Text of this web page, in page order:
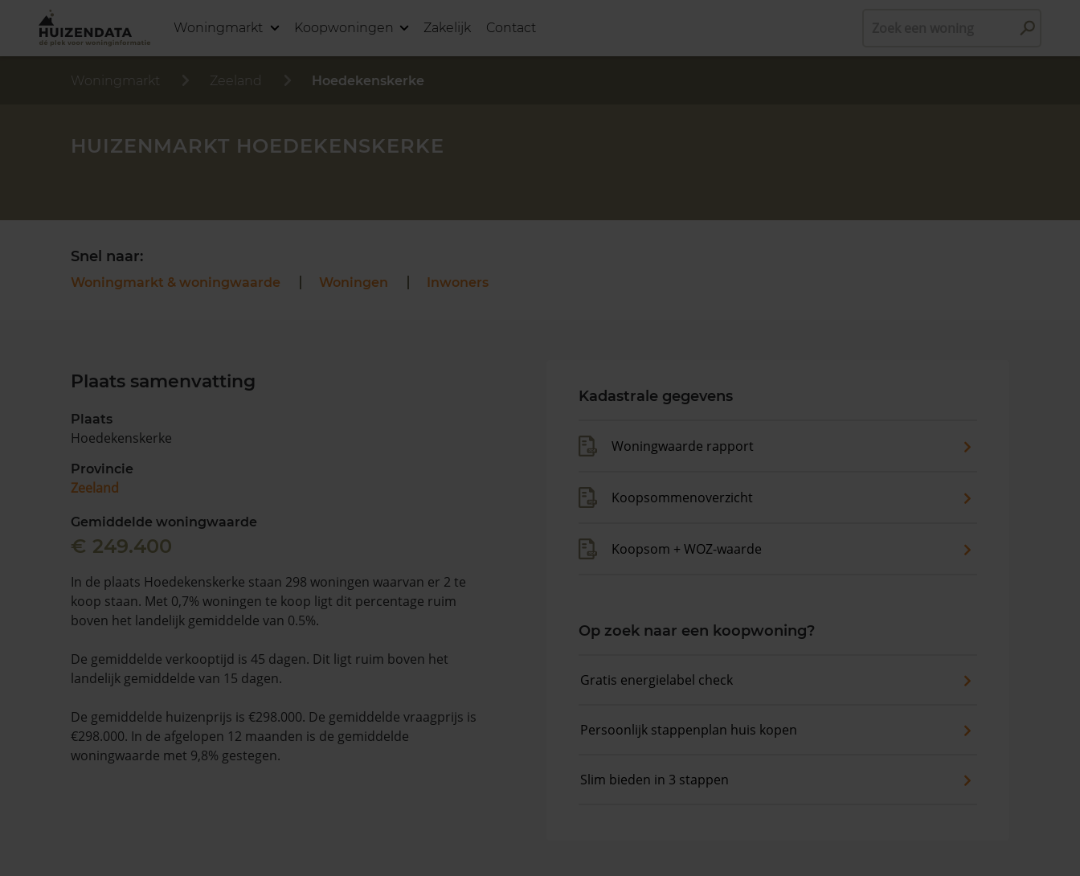
Woningmarkt Koopwoningen Zakelijk Contact
Woningmarkt Zeeland Hoedekenskerke
HUIZENMARKT HOEDEKENSKERKE
Snel naar:
Woningmarkt & woningwaarde Woningen Inwoners
Plaats samenvatting
Plaats
Hoedekenskerke
Provincie
Zeeland
Gemiddelde woningwaarde
€ 249.400
In de plaats Hoedekenskerke staan 298 woningen waarvan er 2 te
koop staan. Met 0,7% woningen te koop ligt dit percentage ruim
boven het landelijk gemiddelde van 0.5%.
De gemiddelde verkooptijd is 45 dagen. Dit ligt ruim boven het
landelijk gemiddelde van 15 dagen.
De gemiddelde huizenprijs is €298.000. De gemiddelde vraagprijs is
€298.000. In de afgelopen 12 maanden is de gemiddelde
woningwaarde met 9,8% gestegen.
Kadastrale gegevens
Woningwaarde rapport
Koopsommenoverzicht
Koopsom + WOZ-waarde
Op zoek naar een koopwoning?
Gratis energielabel check
Persoonlijk stappenplan huis kopen
Slim bieden in 3 stappen